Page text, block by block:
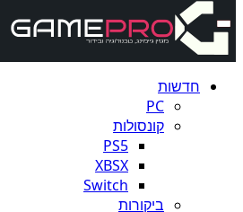
חדשות
PC
קונסולות
PS5
XBSX
Switch
ביקורות